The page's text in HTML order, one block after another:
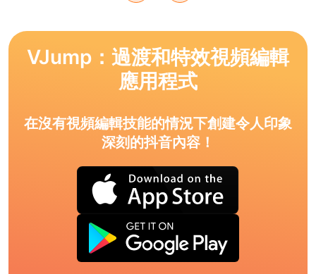
VJump：過渡和特效視頻編輯
應用程式
在沒有視頻編輯技能的情況下創建令人印象
深刻的抖音內容！